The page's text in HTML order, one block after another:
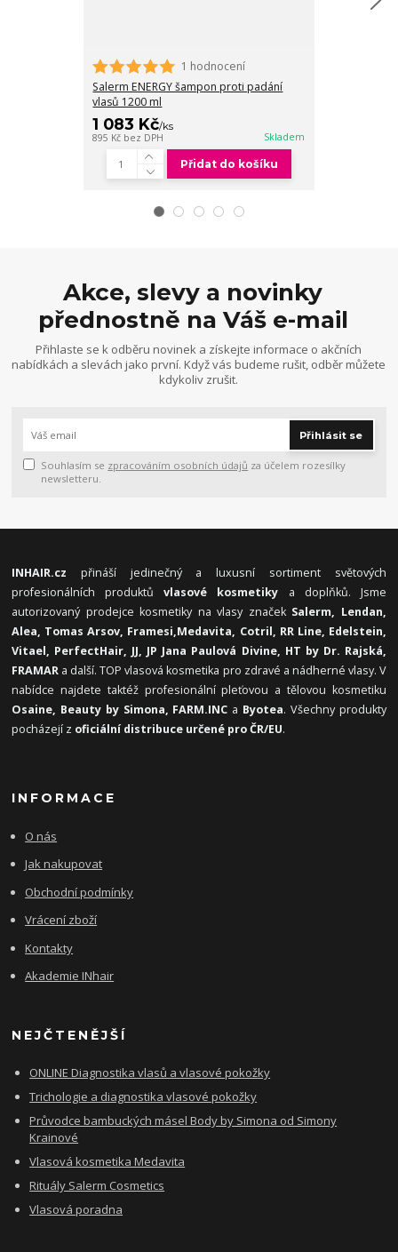
1 hodnocení
Salerm ENERGY šampon proti padání
vlasů 1200 ml
1 083 Kč/ks
895 Kč bez DPH Skladem
Přidat do košíku
Akce, slevy a novinky
přednostně na Váš e-mail
Přihlaste se k odběru novinek a získejte informace o akčních
nabídkách a slevách jako první. Když vás budeme rušit, odběr můžete
kdykoliv zrušit.
Přihlásit se
Souhlasím se zpracováním osobních údajů za účelem rozesílky
newsletteru.
INHAIR.cz přináší jedinečný a luxusní sortiment světových
profesionálních produktůvlasové kosmetiky a doplňků. Jsme
autorizovaný prodejce kosmetiky na vlasy značek Salerm, Lendan,
Alea, Tomas Arsov, Framesi,Medavita, Cotril, RR Line, Edelstein,
Vitael, PerfectHair, JJ, JP Jana Paulová Divine, HT by Dr. Rajská,
FRAMAR a další. TOP vlasová kosmetika pro zdravé a nádherné vlasy. V
nabídce najdete taktéž profesionální pleťovou a tělovou kosmetiku
Osaine, Beauty by Simona, FARM.INC a Byotea. Všechny produkty
pocházejí z oficiální distribuce určené pro ČR/EU.
INFORMACE
O nás
Jak nakupovat
Obchodní podmínky
Vrácení zboží
Kontakty
Akademie INhair
NEJČTENĚJŠÍ
ONLINE Diagnostika vlasů a vlasové pokožky
Trichologie a diagnostika vlasové pokožky
Průvodce bambuckých másel Body by Simona od Simony
Krainové
Vlasová kosmetika Medavita
Rituály Salerm Cosmetics
Vlasová poradna